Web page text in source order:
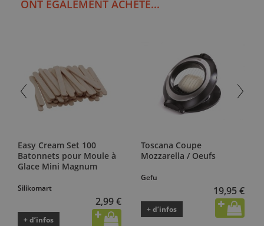
ONT ÉGALEMENT ACHETÉ...
Easy Cream Set 100
Batonnets pour Moule à
Glace Mini Magnum
Silikomart
2,99 €
+ d’infos
Toscana Coupe
Mozzarella / Oeufs
Gefu
19,95 €
+ d’infos